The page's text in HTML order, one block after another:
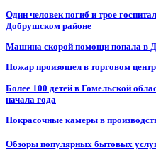
Один человек погиб и трое
Добрушском районе
Машина скорой помощи попала в
Пожар произошел в торговом
Более 100 детей в Гомельской
начала года
Покрасочные камеры в
Обзоры популярных бытовых